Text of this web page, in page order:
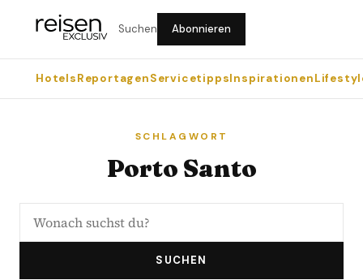
Suchen Abonnieren
HotelsReportagenServicetippsInspirationen
SCHLAGWORT
Porto Santo
SUCHEN